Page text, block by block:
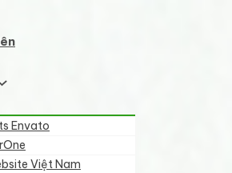
Envato
Việt Nam